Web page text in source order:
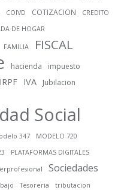
COIVD COTIZACION CREDITO
DE HOGAR
FAMILIA FISCAL
hacienda
impuesto
IRPF IVA Jubilacion
Social
347
MODELO 720
PLATAFORMAS DIGITALES
Sociedades
Tesoreria
tributacion